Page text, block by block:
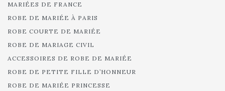
MARIÉES DE FRANCE
ROBE DE MARIÉE À PARIS
ROBE COURTE DE MARIÉE
ROBE DE MARIAGE CIVIL
ACCESSOIRES DE ROBE DE MARIÉE
ROBE DE PETITE FILLE D’HONNEUR
ROBE DE MARIÉE PRINCESSE